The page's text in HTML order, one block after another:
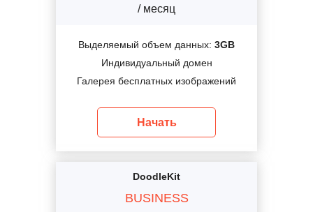
/ месяц
Выделяемый объем данных: 3GB
Индивидуальный домен
Галерея бесплатных изображений
Начать
DoodleKit
BUSINESS